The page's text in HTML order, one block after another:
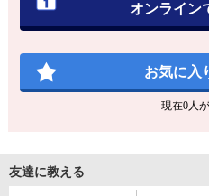
オンライン
お気に入
現在0人
友達に教える